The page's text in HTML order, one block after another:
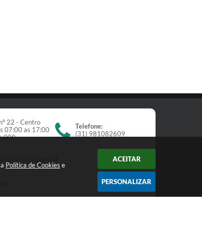
Política de Cookies e
ACEITAR
PERSONALIZAR
22 - Centro
07:00 as 17:00
000
Telefone:
(31) 981082609